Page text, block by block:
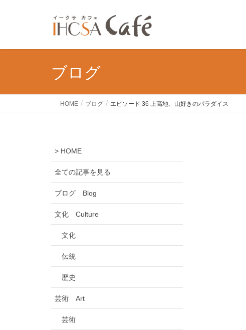
ブログ
HOME ブログ エピソード 36 上高地、山好きのパラダイス
> HOME
全ての記事を見る
ブログ Blog
文化 Culture
文化
伝統
歴史
芸術 Art
芸術